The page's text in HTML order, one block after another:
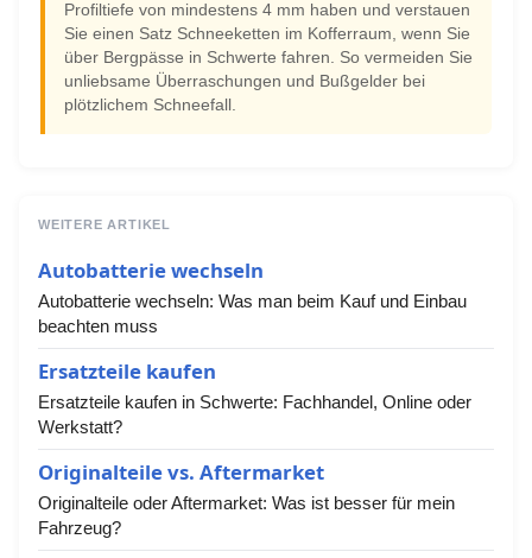
Profiltiefe von mindestens 4 mm haben und verstauen
Sie einen Satz Schneeketten im Kofferraum, wenn Sie
über Bergpässe in Schwerte fahren. So vermeiden Sie
unliebsame Überraschungen und Bußgelder bei
plötzlichem Schneefall.
WEITERE ARTIKEL
Autobatterie wechseln
Autobatterie wechseln: Was man beim Kauf und Einbau
beachten muss
Ersatzteile kaufen
Ersatzteile kaufen in Schwerte: Fachhandel, Online oder
Werkstatt?
Originalteile vs. Aftermarket
Originalteile oder Aftermarket: Was ist besser für mein
Fahrzeug?